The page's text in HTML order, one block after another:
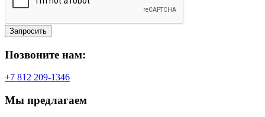
Запросить
Позвоните нам:
+7 812 209-1346
Мы предлагаем